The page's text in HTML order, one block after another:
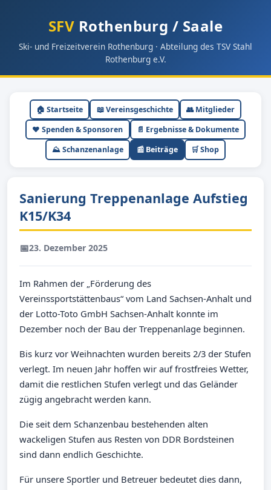
SFV Rothenburg / Saale
Ski- und Freizeitverein Rothenburg · Abteilung des TSV Stahl
Rothenburg e.V.
🏠 Startseite 📖 Vereinsgeschichte
👥 Mitglieder
❤️ Spenden & Sponsoren
📄 Ergebnisse & Dokumente
⛰ Schanzenanlage
📰 Beiträge 🛒 Shop
Sanierung Treppenanlage Aufstieg
K15/K34
📅23. Dezember 2025
Im Rahmen der „Förderung des
Vereinssportstättenbaus“ vom Land Sachsen-Anhalt und
der Lotto-Toto GmbH Sachsen-Anhalt konnte im
Dezember noch der Bau der Treppenanlage beginnen.
Bis kurz vor Weihnachten wurden bereits 2/3 der Stufen
verlegt. Im neuen Jahr hoffen wir auf frostfreies Wetter,
damit die restlichen Stufen verlegt und das Geländer
zügig angebracht werden kann.
Die seit dem Schanzenbau bestehenden alten
wackeligen Stufen aus Resten von DDR Bordsteinen
sind dann endlich Geschichte.
Für unsere Sportler und Betreuer bedeutet dies dann,